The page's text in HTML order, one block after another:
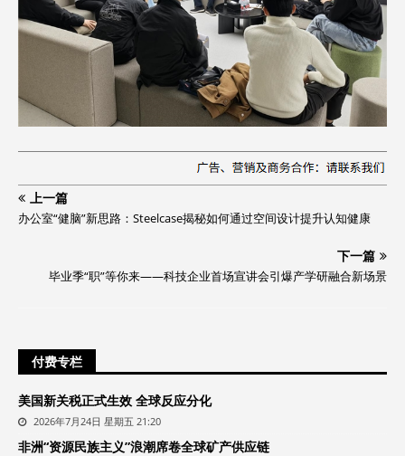
上一篇
办公室“健脑”新思路：Steelcase揭秘如何通过空间设计提升认知健康
下一篇
毕业季“职”等你来——科技企业首场宣讲会引爆产学研融合新场景
付费专栏
美国新关税正式生效 全球反应分化
2026年7月24日 星期五 21:20
非洲“资源民族主义”浪潮席卷全球矿产供应链